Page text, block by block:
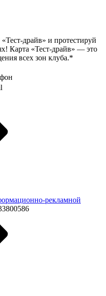
драйв» и протестируй
Карта «Тест-драйв» — это
всех зон клуба.*
рекламной